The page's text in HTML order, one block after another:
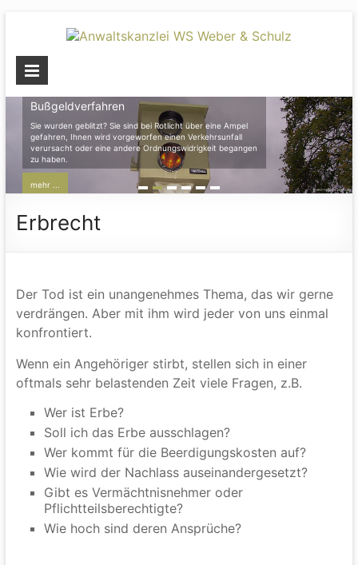
Anwaltskanzlei
WS
Weber
Schulz
Wir
sind
Rechtsgebieten
spezialisiert.
Bußgeldverfahren
Sie wurden geblitzt? Sie sind bei Rotlicht über eine Ampel
gefahren, Ihnen wird vorgeworfen einen Verkehrsunfall
verursacht oder eine andere Ordnungswidrigkeit begangen
zu haben.
mehr ...
Erbrecht
Der Tod ist ein unangenehmes Thema, das wir gerne
verdrängen. Aber mit ihm wird jeder von uns einmal
konfrontiert.
Wenn ein Angehöriger stirbt, stellen sich in einer
oftmals sehr belastenden Zeit viele Fragen, z.B.
Wer ist Erbe?
Soll ich das Erbe ausschlagen?
Wer kommt für die Beerdigungskosten auf?
Wie wird der Nachlass auseinandergesetzt?
Gibt es Vermächtnisnehmer oder
Pflichtteilsberechtigte?
Wie hoch sind deren Ansprüche?